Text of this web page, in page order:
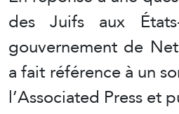
des Juifs aux
gouvernement de
a fait référence à un
l’Associated Press et